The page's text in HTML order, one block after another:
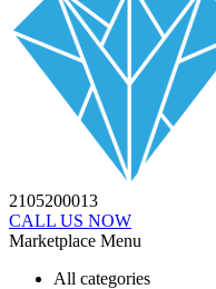
2105200013
CALL US NOW
Marketplace Menu
All categories